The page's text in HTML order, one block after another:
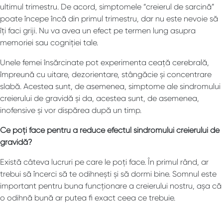
ultimul trimestru. De acord, simptomele “creierul de sarcină”
poate începe încă din primul trimestru, dar nu este nevoie să
îți faci griji. Nu va avea un efect pe termen lung asupra
memoriei sau cogniției tale.
Unele femei însărcinate pot experimenta ceață cerebrală,
împreună cu uitare, dezorientare, stângăcie și concentrare
slabă. Acestea sunt, de asemenea, simptome ale sindromului
creierului de gravidă și da, acestea sunt, de asemenea,
inofensive și vor dispărea după un timp.
Ce poți face pentru a reduce efectul sindromului creierului de
gravidă?
Există câteva lucruri pe care le poți face. În primul rând, ar
trebui să încerci să te odihnești și să dormi bine. Somnul este
important pentru buna funcționare a creierului nostru, așa că
o odihnă bună ar putea fi exact ceea ce trebuie.